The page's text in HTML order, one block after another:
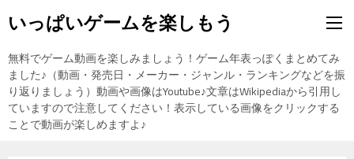
いっぱいゲームを楽しもう
無料でゲーム動画を楽しみましょう！ゲーム年表っぽくまとめてみ
ました♪（動画・発売日・メーカー・ジャンル・ランキングなどを振
り返りましょう）動画や画像はYoutube♪文章はWikipediaから引用し
ていますので注意してください！表示している画像をクリックする
ことで動画が楽しめますよ♪